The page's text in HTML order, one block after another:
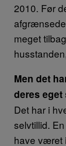
2010. Før
meget
Men det
deres eget
Det har i
selvtillid.
have været